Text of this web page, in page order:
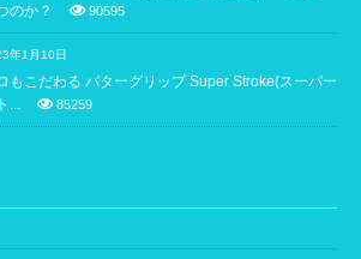
のか？
90595
年1月10日
もこだわる パターグリップ Super Stroke(スーパー
...
85259